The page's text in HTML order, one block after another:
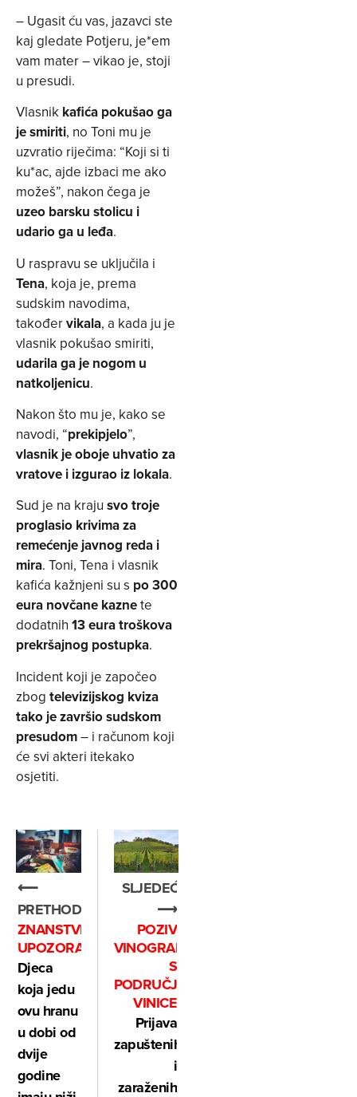
– Ugasit ću vas, jazavci ste
kaj gledate Potjeru, je*em
vam mater – vikao je, stoji
u presudi.
Vlasnik kafića pokušao ga
je smiriti, no Toni mu je
uzvratio riječima: “Koji si ti
ku*ac, ajde izbaci me ako
možeš”, nakon čega je
uzeo barsku stolicu i
udario ga u leđa.
U raspravu se uključila i
Tena, koja je, prema
sudskim navodima,
takođervikala, a kada ju je
vlasnik pokušao smiriti,
udarila ga je nogom u
natkoljenicu.
Nakon što mu je, kako se
navodi, “prekipjelo”,
vlasnik je oboje uhvatio za
vratove i izgurao iz lokala.
Sud je na kraju svo troje
proglasio krivima za
remećenje javnog reda i
mira. Toni, Tena i vlasnik
kafića kažnjeni su s po 300
eura novčane kaznete
dodatnih 13 eura troškova
prekršajnog postupka.
Incident koji je započeo
zbog televizijskog kviza
tako je završio sudskom
presudom– i računom koji
će svi akteri itekako
osjetiti.
⟵
PRETHODNO
ZNANSTVENICI
UPOZORAVAJU
Djeca
koja jedu
ovu hranu
u dobi od
dvije
godine
SLJEDEĆE
⟶
POZIV
VINOGRADARIMA
S
PODRUČJA
VINICE
Prijava
zapuštenih
i
zaraženih